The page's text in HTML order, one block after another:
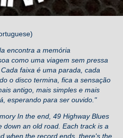
encontra a memória
como uma viagem sem pressa
faixa é uma parada, cada
o disco termina, fica a sensação
antigo, mais simples e mais
esperando para ser ouvido."
In the end, 49 Highway Blues
down an old road. Each track is a
when the record ends, there's the